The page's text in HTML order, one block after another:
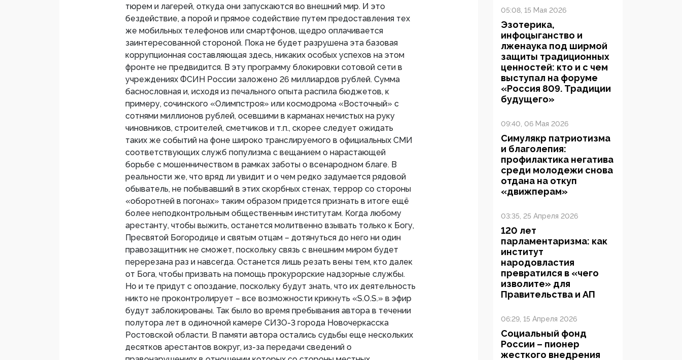
тюрем и лагерей, откуда они запускаются во внешний мир. И это
бездействие, а порой и прямое содействие путем предоставления тех
же мобильных телефонов или смартфонов, щедро оплачивается
заинтересованной стороной. Пока не будет разрушена эта базовая
коррупционная составляющая здесь, никаких особых успехов на этом
фронте не предвидится. В эту программу блокировки сотовой сети в
учреждениях ФСИН России заложено 26 миллиардов рублей. Сумма
баснословная и, исходя из печального опыта распила бюджетов, к
примеру, сочинского «Олимпстроя» или космодрома «Восточный» с
сотнями миллионов рублей, осевшими в карманах нечистых на руку
чиновников, строителей, сметчиков и т.п., скорее следует ожидать
таких же событий на фоне широко транслируемого в официальных СМИ
соответствующих служб популизма с вещанием о нарастающей
борьбе с мошенничеством в рамках заботы о всенародном благе. В
реальности же, что вряд ли увидит и о чем редко задумается рядовой
обыватель, не побывавший в этих скорбных стенах, террор со стороны
«оборотней в погонах» таким образом придется признать в итоге ещё
более неподконтрольным общественным институтам. Когда любому
арестанту, чтобы выжить, останется молитвенно взывать только к Богу,
Пресвятой Богородице и святым отцам – дотянуться до него ни один
правозащитник не сможет, поскольку связь с внешним миром будет
перерезана раз и навсегда. Останется лишь резать вены тем, кто далек
от Бога, чтобы призвать на помощь прокурорские надзорные службы.
Но и те придут с опоздание, поскольку будут знать, что их деятельность
никто не проконтролирует – все возможности крикнуть «S.O.S.» в эфир
будут заблокированы. Так было во время пребывания автора в течении
полутора лет в одиночной камере СИЗО-3 города Новочеркасска
Ростовской области. В памяти автора остались судьбы еще нескольких
десятков арестантов вокруг, из-за передачи сведений о
05:08, 15 Мая 2026
Эзотерика,
инфоцыганство и
лженаука под ширмой
защиты традиционных
ценностей: кто и с чем
выступал на форуме
«Россия 809. Традиции
будущего»
09:40, 06 Мая 2026
Симулякр патриотизма
и благолепия:
профилактика негатива
среди молодежи снова
отдана на откуп
«движперам»
03:35, 25 Апреля 2026
120 лет
парламентаризма: как
институт
народовластия
превратился в «чего
изволите» для
Правительства и АП
06:29, 15 Апреля 2026
Социальный фонд
России – пионер
жесткого внедрения